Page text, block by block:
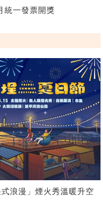
統一發票開獎
浪漫」煙火秀溫暖升空